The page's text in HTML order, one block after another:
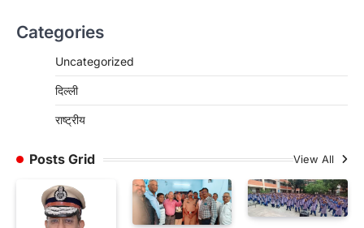
Categories
Uncategorized
दिल्ली
राष्ट्रीय
Posts Grid View All